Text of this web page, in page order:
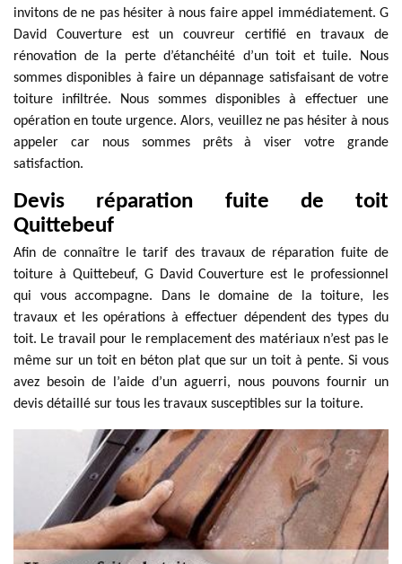
invitons de ne pas hésiter à nous faire appel immédiatement. G
David Couverture est un couvreur certifié en travaux de
rénovation de la perte d’étanchéité d’un toit et tuile. Nous
sommes disponibles à faire un dépannage satisfaisant de votre
toiture infiltrée. Nous sommes disponibles à effectuer une
opération en toute urgence. Alors, veuillez ne pas hésiter à nous
appeler car nous sommes prêts à viser votre grande
satisfaction.
Devis réparation fuite de toit
Quittebeuf
Afin de connaître le tarif des travaux de réparation fuite de
toiture à Quittebeuf, G David Couverture est le professionnel
qui vous accompagne. Dans le domaine de la toiture, les
travaux et les opérations à effectuer dépendent des types du
toit. Le travail pour le remplacement des matériaux n’est pas le
même sur un toit en béton plat que sur un toit à pente. Si vous
avez besoin de l’aide d’un aguerri, nous pouvons fournir un
devis détaillé sur tous les travaux susceptibles sur la toiture.